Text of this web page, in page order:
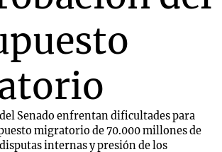
Senado enfrentan dificultades para
migratorio de 70.000 millones de
internas y presión de los